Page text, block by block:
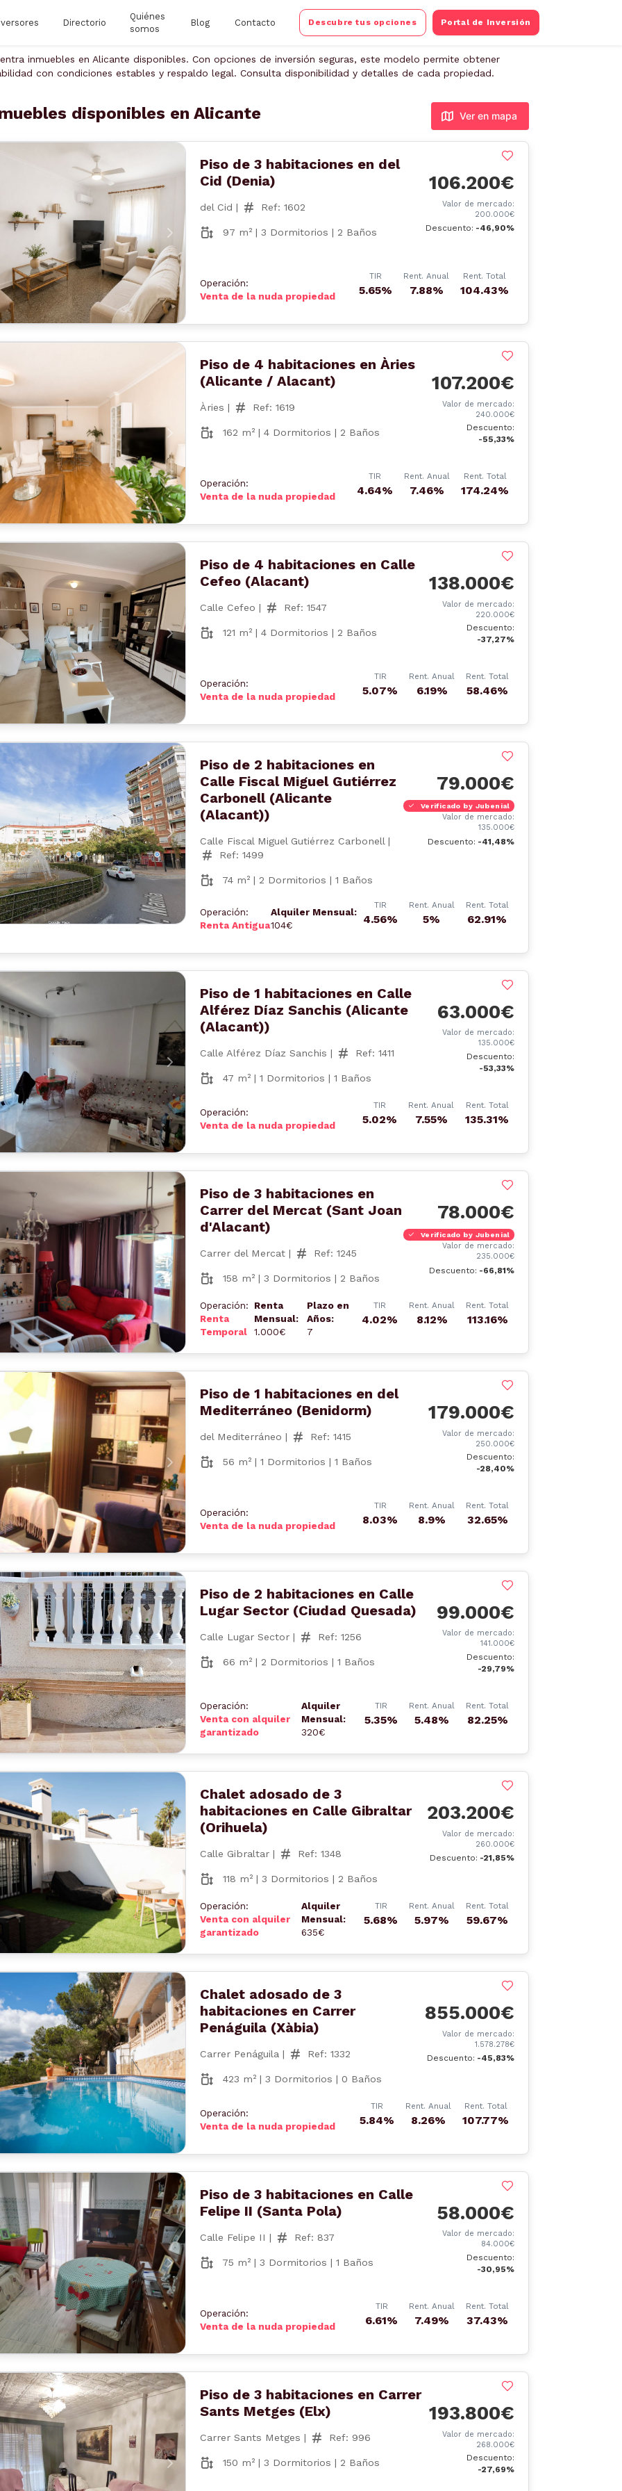
Directorio
Quiénes
somos
Blog Contacto Descubre tus opciones Portal de Inversión
inmuebles en Alicante disponibles. Con opciones de inversión seguras, este modelo permite obtener
con condiciones estables y respaldo legal. Consulta disponibilidad y detalles de cada propiedad.
disponibles en Alicante Ver en mapa
Siguiente
Piso de 3 habitaciones en del
Cid (Denia)
del Cid | Ref: 1602
97 m² | 3 Dormitorios | 2 Baños
106.200€
Valor de mercado:
200.000€
Descuento: -46,90%
Operación:
Venta de la nuda propiedad
TIR
5.65%
Rent. Anual
7.88%
Rent. Total
104.43%
Siguiente
Piso de 4 habitaciones en Àries
(Alicante / Alacant)
Àries | Ref: 1619
162 m² | 4 Dormitorios | 2 Baños
107.200€
Valor de mercado:
240.000€
Descuento:
-55,33%
Operación:
Venta de la nuda propiedad
TIR
4.64%
Rent. Anual
7.46%
Rent. Total
174.24%
Siguiente
Piso de 4 habitaciones en Calle
Cefeo (Alacant)
Calle Cefeo | Ref: 1547
121 m² | 4 Dormitorios | 2 Baños
138.000€
Valor de mercado:
220.000€
Descuento:
-37,27%
Operación:
Venta de la nuda propiedad
TIR
5.07%
Rent. Anual
6.19%
Rent. Total
58.46%
Siguiente
Piso de 2 habitaciones en
Calle Fiscal Miguel Gutiérrez
Carbonell (Alicante
(Alacant))
Calle Fiscal Miguel Gutiérrez Carbonell |
Ref: 1499
74 m² | 2 Dormitorios | 1 Baños
79.000€
Verificado by Jubenial
Valor de mercado:
135.000€
Descuento: -41,48%
Operación:
Renta Antigua
Alquiler Mensual:
104€
TIR
4.56%
Rent. Anual
5%
Rent. Total
62.91%
Siguiente
Piso de 1 habitaciones en Calle
Alférez Díaz Sanchis (Alicante
(Alacant))
Calle Alférez Díaz Sanchis | Ref: 1411
47 m² | 1 Dormitorios | 1 Baños
63.000€
Valor de mercado:
135.000€
Descuento:
-53,33%
Operación:
Venta de la nuda propiedad
TIR
5.02%
Rent. Anual
7.55%
Rent. Total
135.31%
Siguiente
Piso de 3 habitaciones en
Carrer del Mercat (Sant Joan
d'Alacant)
Carrer del Mercat | Ref: 1245
158 m² | 3 Dormitorios | 2 Baños
78.000€
Verificado by Jubenial
Valor de mercado:
235.000€
Descuento: -66,81%
Operación:
Renta
Temporal
Renta
Mensual:
1.000€
Plazo en
Años:
7
TIR
4.02%
Rent. Anual
8.12%
Rent. Total
113.16%
Siguiente
Piso de 1 habitaciones en del
Mediterráneo (Benidorm)
del Mediterráneo | Ref: 1415
56 m² | 1 Dormitorios | 1 Baños
179.000€
Valor de mercado:
250.000€
Descuento:
-28,40%
Operación:
Venta de la nuda propiedad
TIR
8.03%
Rent. Anual
8.9%
Rent. Total
32.65%
Siguiente
Piso de 2 habitaciones en Calle
Lugar Sector (Ciudad Quesada)
Calle Lugar Sector | Ref: 1256
66 m² | 2 Dormitorios | 1 Baños
99.000€
Valor de mercado:
141.000€
Descuento:
-29,79%
Operación:
Venta con alquiler
garantizado
Alquiler
Mensual:
320€
TIR
5.35%
Rent. Anual
5.48%
Rent. Total
82.25%
Chalet adosado de 3
habitaciones en Calle Gibraltar
(Orihuela)
Calle Gibraltar | Ref: 1348
118 m² | 3 Dormitorios | 2 Baños
203.200€
Valor de mercado:
260.000€
Descuento: -21,85%
Operación:
Venta con alquiler
garantizado
Alquiler
Mensual:
635€
TIR
5.68%
Rent. Anual
5.97%
Rent. Total
59.67%
Siguiente
Chalet adosado de 3
habitaciones en Carrer
Penáguila (Xàbia)
Carrer Penáguila | Ref: 1332
423 m² | 3 Dormitorios | 0 Baños
855.000€
Valor de mercado:
1.578.278€
Descuento: -45,83%
Operación:
Venta de la nuda propiedad
TIR
5.84%
Rent. Anual
8.26%
Rent. Total
107.77%
Siguiente
Piso de 3 habitaciones en Calle
Felipe II (Santa Pola)
Calle Felipe II | Ref: 837
75 m² | 3 Dormitorios | 1 Baños
58.000€
Valor de mercado:
84.000€
Descuento:
-30,95%
Operación:
Venta de la nuda propiedad
TIR
6.61%
Rent. Anual
7.49%
Rent. Total
37.43%
Siguiente
Piso de 3 habitaciones en Carrer
Sants Metges (Elx)
Carrer Sants Metges | Ref: 996
150 m² | 3 Dormitorios | 2 Baños
193.800€
Valor de mercado:
268.000€
Descuento:
-27,69%